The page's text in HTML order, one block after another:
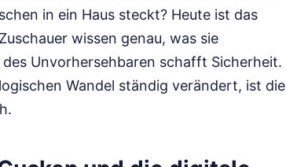
in ein Haus steckt? Heute ist das
wissen genau, was sie
Unvorhersehbaren schafft Sicherheit.
Wandel ständig verändert, ist die